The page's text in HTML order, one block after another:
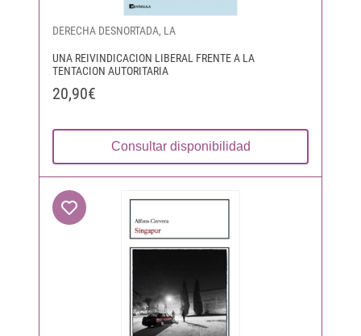
DERECHA DESNORTADA, LA
UNA REIVINDICACION LIBERAL FRENTE A LA
TENTACION AUTORITARIA
20,90€
Consultar disponibilidad